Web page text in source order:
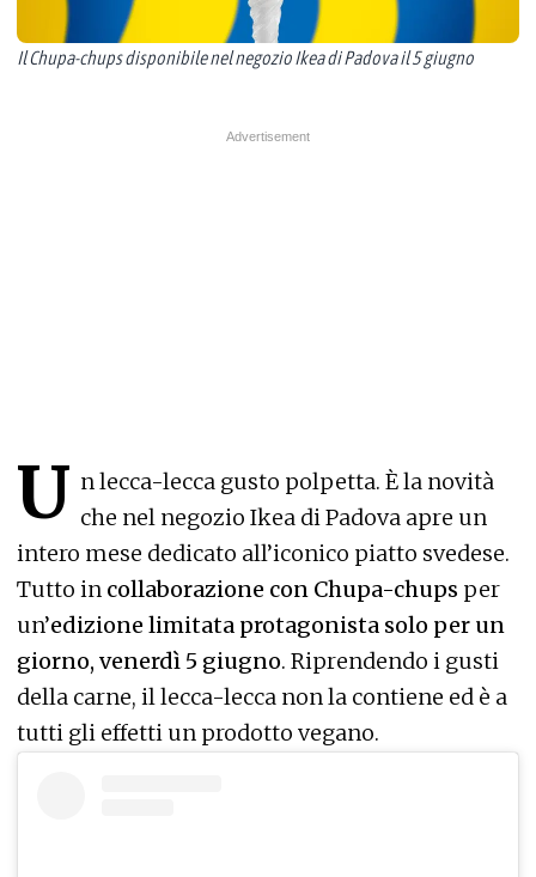
Il Chupa-chups disponibile nel negozio Ikea di Padova il 5 giugno
U n lecca-lecca gusto polpetta. È la novità
che nel negozio Ikea di Padova apre un
intero mese dedicato all’iconico piatto svedese.
Tutto in collaborazione con Chupa-chups per
un’edizione limitata protagonista solo per un
giorno, venerdì 5 giugno. Riprendendo i gusti
della carne, il lecca-lecca non la contiene ed è a
tutti gli effetti un prodotto vegano.